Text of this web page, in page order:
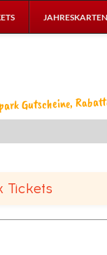
JAHRESKARTEN
Gutscheine,
Tickets